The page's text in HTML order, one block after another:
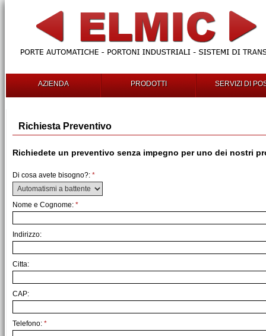
AZIENDA PRODOTTI SERVIZI DI
Richiesta Preventivo
Richiedete un preventivo senza impegno per uno dei nostri
Di cosa avete bisogno?: *
Nome e Cognome: *
Indirizzo:
Citta:
CAP:
Telefono: *